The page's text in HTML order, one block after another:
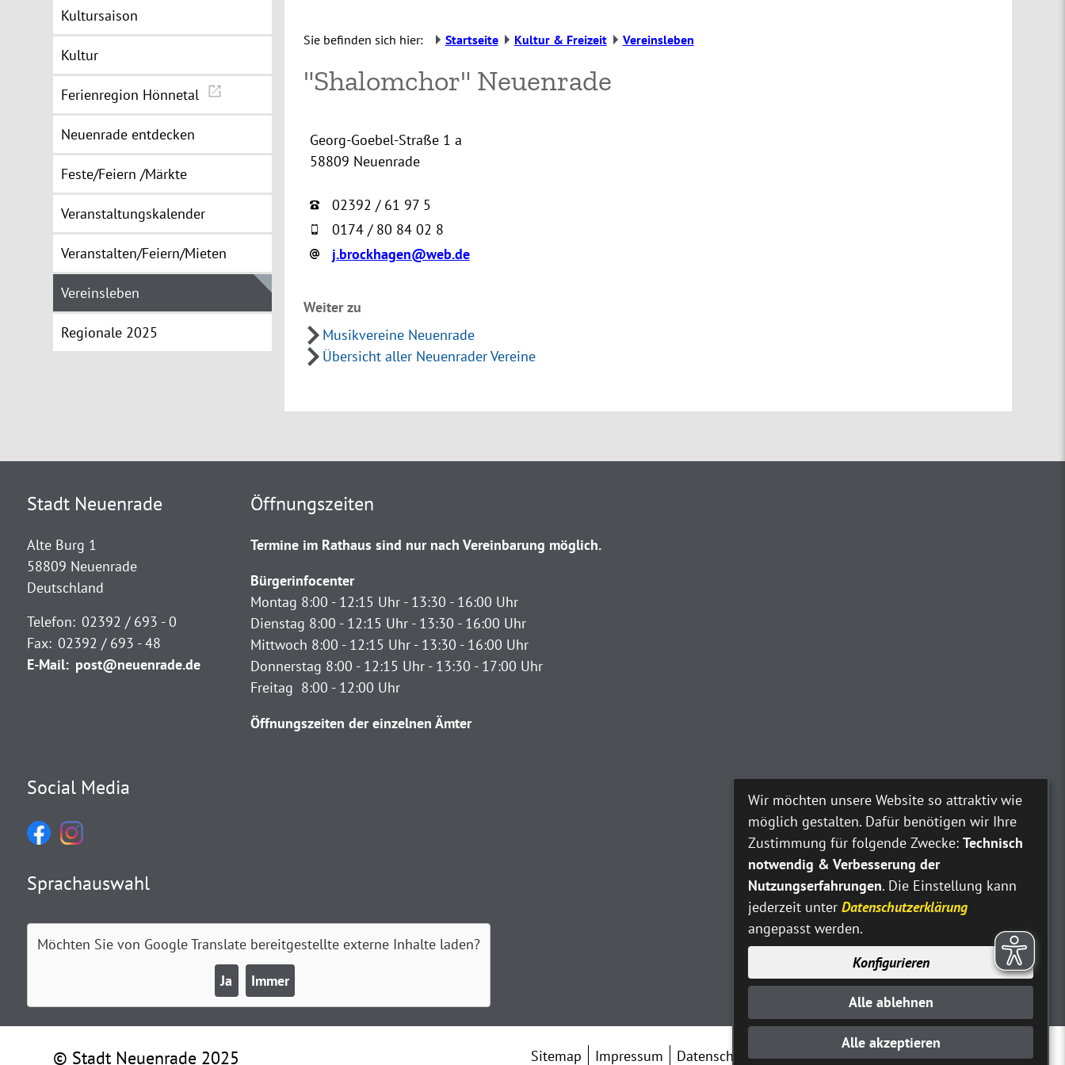
Kultursaison
Kultur
Ferienregion Hönnetal
Neuenrade entdecken
Feste/Feiern /Märkte
Veranstaltungskalender
Veranstalten/Feiern/Mieten
Vereinsleben
Regionale 2025
Sie befinden sich hier: Startseite Kultur & Freizeit Vereinsleben
"Shalomchor" Neuenrade
Georg-Goebel-Straße 1 a
58809 Neuenrade
02392 / 61 97 5
0174 / 80 84 02 8
j.brockhagen@web.de
Weiter zu
Musikvereine Neuenrade
Übersicht aller Neuenrader Vereine
Stadt Neuenrade
Alte Burg 1
58809 Neuenrade
Deutschland
Telefon: 02392 / 693 - 0
Fax: 02392 / 693 - 48
E-Mail: post@neuenrade.de
Öffnungszeiten
Termine im Rathaus sind nur nach Vereinbarung möglich.
Bürgerinfocenter
Montag 8:00 - 12:15 Uhr - 13:30 - 16:00 Uhr
Dienstag 8:00 - 12:15 Uhr - 13:30 - 16:00 Uhr
Mittwoch 8:00 - 12:15 Uhr - 13:30 - 16:00 Uhr
Donnerstag 8:00 - 12:15 Uhr - 13:30 - 17:00 Uhr
Freitag 8:00 - 12:00 Uhr
Öffnungszeiten der einzelnen Ämter
Social Media
Sprachauswahl
Möchten Sie von Google Translatebereitgestellte externe Inhalte laden?
Ja Immer
© Stadt Neuenrade 2025 Sitemap Impressum Datenschutz Erklärung zur Barrierefreiheit Kontakt
Wir möchten unsere Website so attraktiv wie
möglich gestalten. Dafür benötigen wir Ihre
Zustimmung für folgende Zwecke: Technisch
notwendig & Verbesserung der
Nutzungserfahrungen. Die Einstellung kann
jederzeit unter Datenschutzerklärung
angepasst werden.
Konfigurieren
Alle ablehnen
Alle akzeptieren